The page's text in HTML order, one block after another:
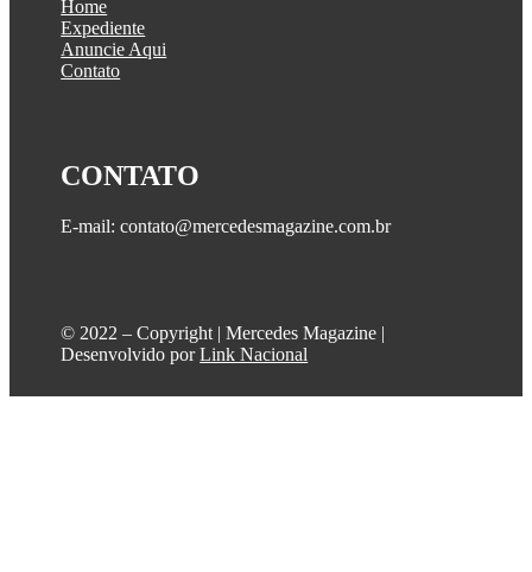
Home
Expediente
Anuncie Aqui
Contato
CONTATO
E-mail: contato@mercedesmagazine.com.br
©️ 2022 – Copyright | Mercedes Magazine |
Desenvolvido porLink Nacional